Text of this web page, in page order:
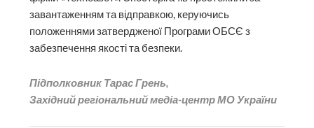
завантаженням та відправкою, керуючись
положеннями затвердженої Програми ОБСЄ з
забезпечення якості та безпеки.
Підполковник Тарас Грень,
Західний регіональний медіа-центр МО України